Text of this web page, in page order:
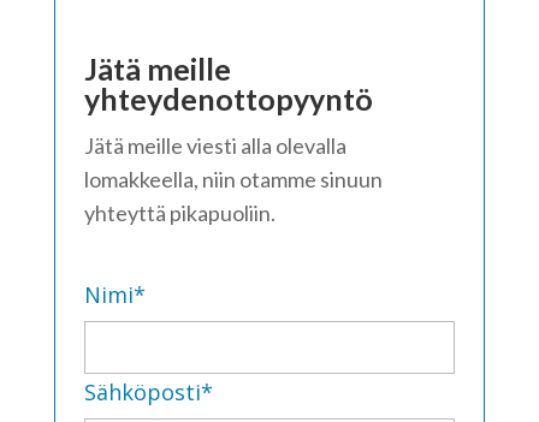
Jätä meille
yhteydenottopyyntö
Jätä meille viesti alla olevalla
lomakkeella, niin otamme sinuun
yhteyttä pikapuoliin.
Nimi*
Sähköposti*